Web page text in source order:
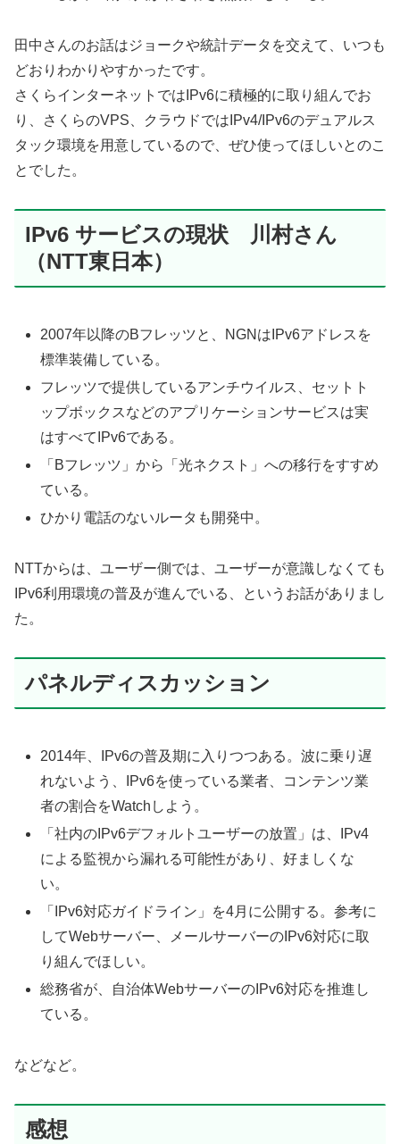
田中さんのお話はジョークや統計データを交えて、いつも
どおりわかりやすかったです。
さくらインターネットではIPv6に積極的に取り組んでお
り、さくらのVPS、クラウドではIPv4/IPv6のデュアルス
タック環境を用意しているので、ぜひ使ってほしいとのこ
とでした。
IPv6 サービスの現状 川村さん
（NTT東日本）
2007年以降のBフレッツと、NGNはIPv6アドレスを
標準装備している。
フレッツで提供しているアンチウイルス、セットト
ップボックスなどのアプリケーションサービスは実
はすべてIPv6である。
「Bフレッツ」から「光ネクスト」への移行をすすめ
ている。
ひかり電話のないルータも開発中。
NTTからは、ユーザー側では、ユーザーが意識しなくても
IPv6利用環境の普及が進んでいる、というお話がありまし
た。
パネルディスカッション
2014年、IPv6の普及期に入りつつある。波に乗り遅
れないよう、IPv6を使っている業者、コンテンツ業
者の割合をWatchしよう。
「社内のIPv6デフォルトユーザーの放置」は、IPv4
による監視から漏れる可能性があり、好ましくな
い。
「IPv6対応ガイドライン」を4月に公開する。参考に
してWebサーバー、メールサーバーのIPv6対応に取
り組んでほしい。
総務省が、自治体WebサーバーのIPv6対応を推進し
ている。
などなど。
感想